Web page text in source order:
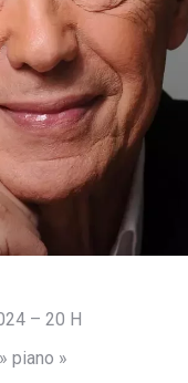
– 20 H
piano »